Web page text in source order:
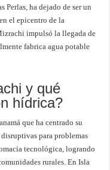
Perlas, ha dejado de ser un
el epicentro de la
impulsó la llegada de
fabrica agua potable
y qué
hídrica?
que ha centrado su
para problemas
tecnológica, logrando
rurales. En Isla